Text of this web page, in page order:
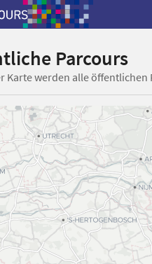
Parcours
Karte werden alle